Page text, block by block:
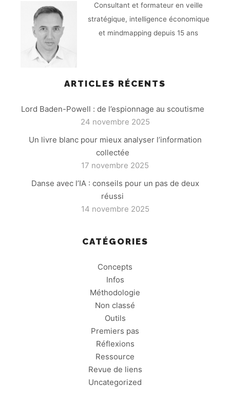
Consultant et formateur en veille
stratégique, intelligence économique
et mindmapping depuis 15 ans
ARTICLES RÉCENTS
Lord Baden-Powell : de l’espionnage au scoutisme
24 novembre 2025
Un livre blanc pour mieux analyser l’information
collectée
17 novembre 2025
Danse avec l’IA : conseils pour un pas de deux
réussi
14 novembre 2025
CATÉGORIES
Concepts
Infos
Méthodologie
Non classé
Outils
Premiers pas
Réflexions
Ressource
Revue de liens
Uncategorized